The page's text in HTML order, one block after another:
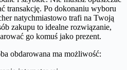
transakcję. Po dokonaniu wyboru
natychmiastowo trafi na Twoją
zakupu to idealne rozwiązanie,
go komuś jako prezent.
obdarowana ma możliwość: